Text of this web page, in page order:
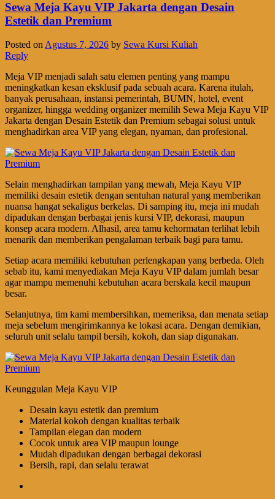
Sewa Meja Kayu VIP Jakarta dengan Desain
Estetik dan Premium
Posted on Agustus 7, 2026 by Sewa Kursi Kuliah
Reply
Meja VIP menjadi salah satu elemen penting yang mampu
meningkatkan kesan eksklusif pada sebuah acara. Karena itulah,
banyak perusahaan, instansi pemerintah, BUMN, hotel, event
organizer, hingga wedding organizer memilih Sewa Meja Kayu VIP
Jakarta dengan Desain Estetik dan Premium sebagai solusi untuk
menghadirkan area VIP yang elegan, nyaman, dan profesional.
Selain menghadirkan tampilan yang mewah, Meja Kayu VIP
memiliki desain estetik dengan sentuhan natural yang memberikan
nuansa hangat sekaligus berkelas. Di samping itu, meja ini mudah
dipadukan dengan berbagai jenis kursi VIP, dekorasi, maupun
konsep acara modern. Alhasil, area tamu kehormatan terlihat lebih
menarik dan memberikan pengalaman terbaik bagi para tamu.
Setiap acara memiliki kebutuhan perlengkapan yang berbeda. Oleh
sebab itu, kami menyediakan Meja Kayu VIP dalam jumlah besar
agar mampu memenuhi kebutuhan acara berskala kecil maupun
besar.
Selanjutnya, tim kami membersihkan, memeriksa, dan menata setiap
meja sebelum mengirimkannya ke lokasi acara. Dengan demikian,
seluruh unit selalu tampil bersih, kokoh, dan siap digunakan.
Keunggulan Meja Kayu VIP
Desain kayu estetik dan premium
Material kokoh dengan kualitas terbaik
Tampilan elegan dan modern
Cocok untuk area VIP maupun lounge
Mudah dipadukan dengan berbagai dekorasi
Bersih, rapi, dan selalu terawat